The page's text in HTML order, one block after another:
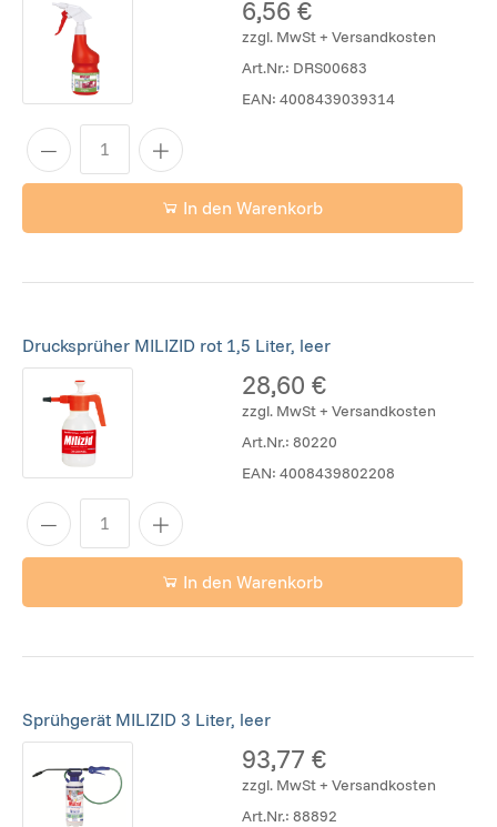
6,56 €
zzgl. MwSt + Versandkosten
Art.Nr.: DRS00683
EAN:4008439039314
In den Warenkorb
Drucksprüher MILIZID rot 1,5 Liter, leer
28,60 €
zzgl. MwSt + Versandkosten
Art.Nr.:80220
EAN:4008439802208
In den Warenkorb
Sprühgerät MILIZID 3 Liter, leer
93,77 €
zzgl. MwSt + Versandkosten
Art.Nr.:88892